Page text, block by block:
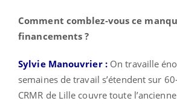
Comment comblez-vous ce
financements ?
Sylvie Manouvrier : On travaille
semaines de travail s’étendent sur
CRMR de Lille couvre toute